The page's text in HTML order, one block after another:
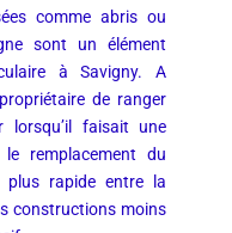
comme abris ou
sont un élément
à Savigny. A
de ranger
lorsqu’il faisait une
remplacement du
plus rapide entre la
constructions moins